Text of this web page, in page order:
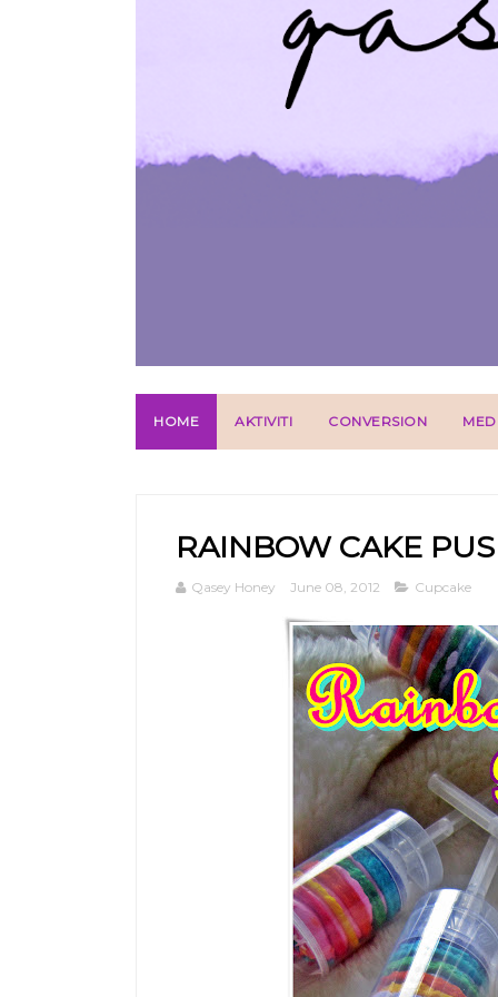
HOME AKTIVITI CONVERSION
RAINBOW CAKE
Qasey Honey June 08, 2012 Cupcake